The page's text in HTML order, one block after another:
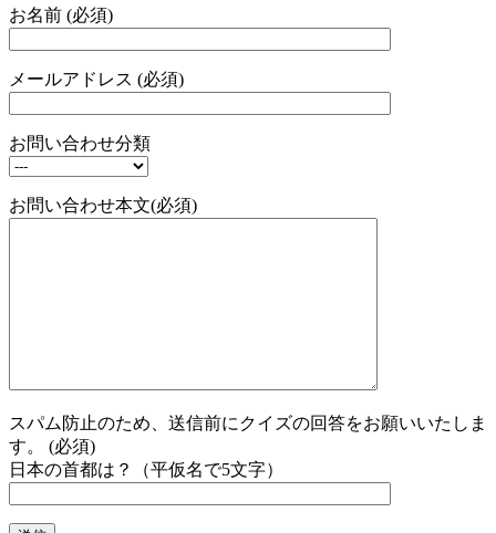
お名前 (必須)
メールアドレス (必須)
お問い合わせ分類
お問い合わせ本文(必須)
スパム防止のため、送信前にクイズの回答をお願いいたしま
す。 (必須)
日本の首都は？（平仮名で5文字）